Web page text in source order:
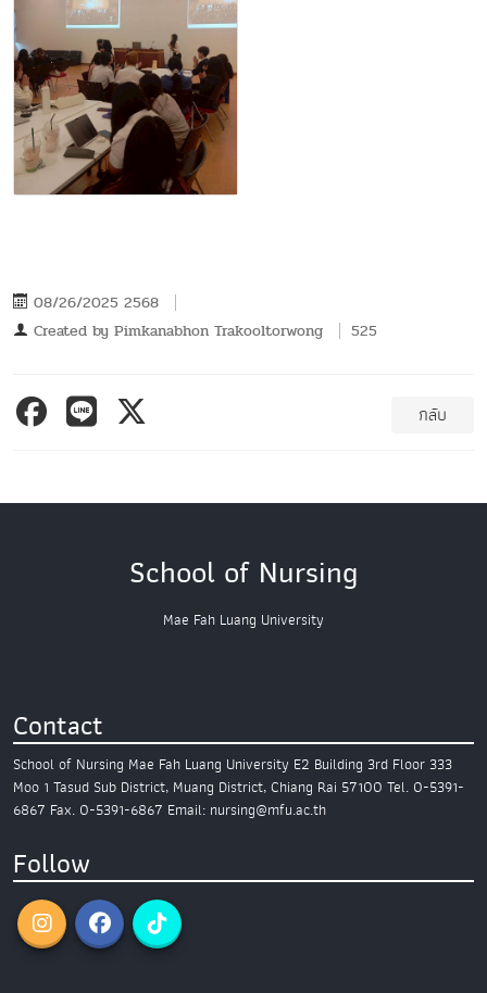
08/26/2025 2568
Created by Pimkanabhon Trakooltorwong 525
กลับ
School of Nursing
Mae Fah Luang University
Contact
School of Nursing Mae Fah Luang University E2 Building 3rd Floor 333
Moo 1 Tasud Sub District, Muang District, Chiang Rai 57100 Tel. 0-5391-
6867 Fax. 0-5391-6867 Email: nursing@mfu.ac.th
Follow